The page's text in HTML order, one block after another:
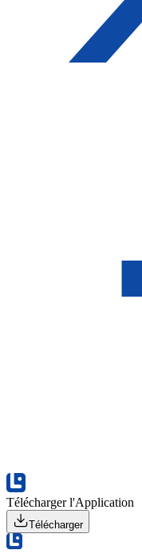
Télécharger l'Application
Télécharger